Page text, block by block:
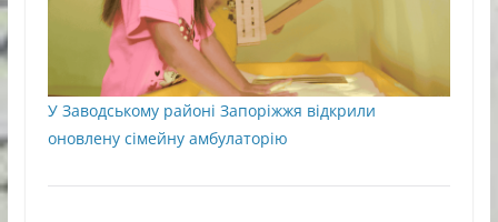
У Заводському районі Запоріжжя відкрили
оновлену сімейну амбулаторію